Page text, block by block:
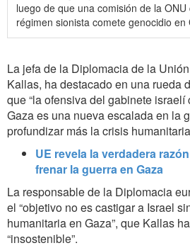
luego de que una comisión de la
régimen sionista comete genocidio en
La jefa de la Diplomacia de la
Kallas, ha destacado en una rueda
que “la ofensiva del gabinete israelí
Gaza es una nueva escalada en la
profundizar más la crisis
UE revela la verdadera
frenar la guerra en Gaza
La responsable de la Diplomacia
el “objetivo no es castigar a Israel
humanitaria en Gaza”, que Kallas
“insostenible”.